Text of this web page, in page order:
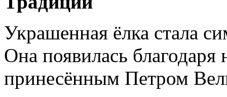
Украшенная ёлка стала
Она появилась
принесённым Петром